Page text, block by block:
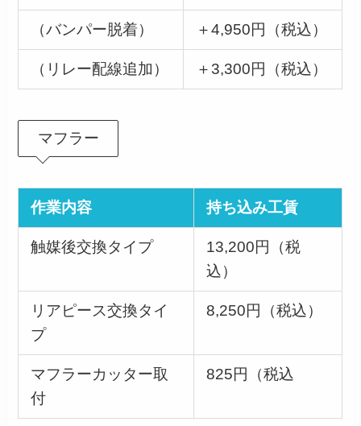
（バンパー脱着） ＋4,950円（税込）
（リレー配線追加） ＋3,300円（税込）
マフラー
作業内容 持ち込み工賃
触媒後交換タイプ
13,200円（税
込）
リアピース交換タイ
プ
8,250円（税込）
マフラーカッター取
付
825円（税込